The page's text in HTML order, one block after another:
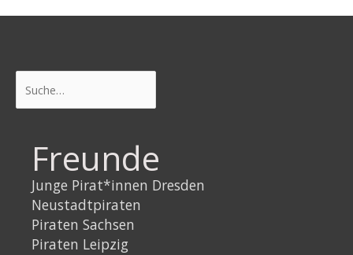
Freunde
Junge Pirat*innen Dresden
Neustadtpiraten
Piraten Sachsen
Piraten Leipzig